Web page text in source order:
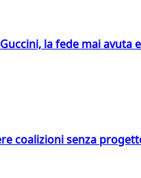
la fede mai avuta
coalizioni senza